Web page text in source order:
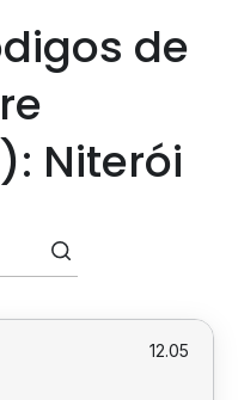
de
Niterói
12.05